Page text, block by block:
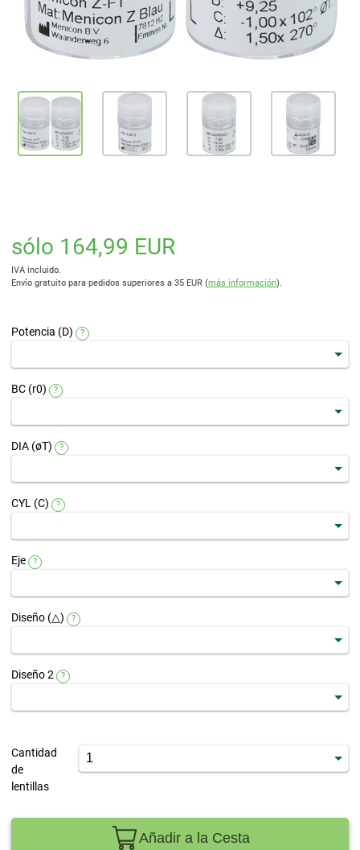
sólo 164,99 EUR
IVA incluido.
Envío gratuito para pedidos superiores a 35 EUR (más información).
Potencia (D) ?
BC (r0) ?
DIA (øT) ?
CYL (C) ?
Eje ?
Diseño (△) ?
Diseño 2 ?
Cantidad
de
lentillas
Añadir a la Cesta